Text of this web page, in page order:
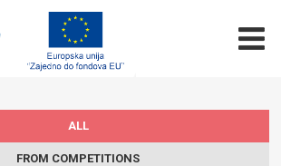
ALL
FROM COMPETITIONS